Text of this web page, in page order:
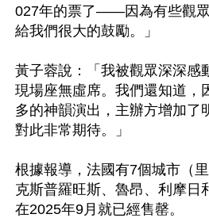
027年的票了——因為有些觀
給我們很大的鼓勵。」
黃子蓉說：「我被觀眾深深感
現場座無虛席。我們還知道，
多的神韻演出，主辦方增加了
對此非常期待。」
根據報導，法國有7個城市（
克斯普羅旺斯、魯昂、利摩日
在2025年9月就已經售罄。